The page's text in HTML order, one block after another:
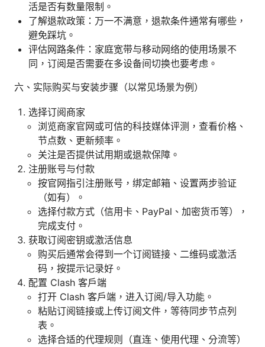
活是否有数量限制。
了解退款政策：万一不满意，退款条件通常有哪些，
避免踩坑。
评估网路条件：家庭宽带与移动网络的使用场景不
同，订阅是否需要在多设备间切换也要考虑。
六、实际购买与安装步骤（以常见场景为例）
选择订阅商家
浏览商家官网或可信的科技媒体评测，查看价格、
节点数、更新频率。
关注是否提供试用期或退款保障。
注册账号与付款
按官网指引注册账号，绑定邮箱、设置两步验证
（如有）。
选择付款方式（信用卡、PayPal、加密货币等），
完成支付。
获取订阅密钥或激活信息
购买后通常会得到一个订阅链接、二维码或激活
码，按提示记录好。
配置 Clash 客户端
打开 Clash 客户端，进入订阅/导入功能。
粘贴订阅链接或上传订阅文件，等待同步节点列
表。
选择合适的代理规则（直连、使用代理、分流等）